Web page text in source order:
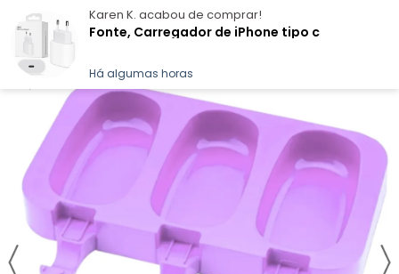
Karen K. acabou de comprar!
Fonte, Carregador de iPhone tipo c
Há algumas horas